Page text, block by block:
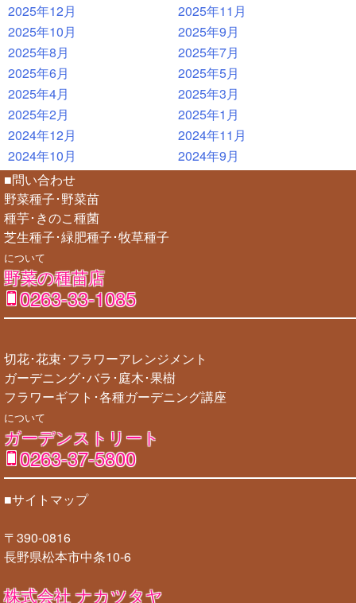
2025年12月
2025年11月
2025年10月
2025年9月
2025年8月
2025年7月
2025年6月
2025年5月
2025年4月
2025年3月
2025年2月
2025年1月
2024年12月
2024年11月
2024年10月
2024年9月
■問い合わせ
野菜種子･野菜苗
種芋･きのこ種菌
芝生種子･緑肥種子･牧草種子
について
野菜の種苗店
0263-33-1085
切花･花束･フラワーアレンジメント
ガーデニング･バラ･庭木･果樹
フラワーギフト･各種ガーデニング講座
について
ガーデンストリート
0263-37-5800
■サイトマップ
〒390-0816
長野県松本市中条10-6
株式会社 ナカツタヤ